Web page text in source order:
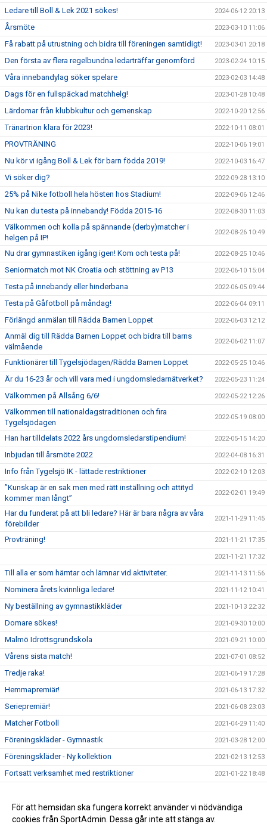
Ledare till Boll & Lek 2021 sökes! 2024-06-12 20:13
Årsmöte 2023-03-10 11:06
Få rabatt på utrustning och bidra till föreningen samtidigt! 2023-03-01 20:18
Den första av flera regelbundna ledarträffar genomförd 2023-02-24 10:15
Våra innebandylag söker spelare 2023-02-03 14:48
Dags för en fullspäckad matchhelg! 2023-01-28 10:48
Lärdomar från klubbkultur och gemenskap 2022-10-20 12:56
Tränartrion klara för 2023! 2022-10-11 08:01
PROVTRÄNING 2022-10-06 19:01
Nu kör vi igång Boll & Lek för barn födda 2019! 2022-10-03 16:47
Vi söker dig? 2022-09-28 13:10
25% på Nike fotboll hela hösten hos Stadium! 2022-09-06 12:46
Nu kan du testa på innebandy! Födda 2015-16 2022-08-30 11:03
Välkommen och kolla på spännande (derby)matcher i
helgen på IP!
2022-08-26 10:49
Nu drar gymnastiken igång igen! Kom och testa på! 2022-08-25 10:46
Seniormatch mot NK Croatia och stöttning av P13 2022-06-10 15:04
Testa på innebandy eller hinderbana 2022-06-05 09:44
Testa på Gåfotboll på måndag! 2022-06-04 09:11
Förlängd anmälan till Rädda Barnen Loppet 2022-06-03 12:12
Anmäl dig till Rädda Barnen Loppet och bidra till barns
välmående
2022-06-02 11:07
Funktionärer till Tygelsjödagen/Rädda Barnen Loppet 2022-05-25 10:46
Är du 16-23 år och vill vara med i ungdomsledarnätverket? 2022-05-23 11:24
Välkommen på Allsång 6/6! 2022-05-22 12:26
Välkommen till nationaldagstraditionen och fira
Tygelsjödagen
2022-05-19 08:00
Han har tilldelats 2022 års ungdomsledarstipendium! 2022-05-15 14:20
Inbjudan till årsmöte 2022 2022-04-08 16:31
Info från Tygelsjö IK - lättade restriktioner 2022-02-10 12:03
”Kunskap är en sak men med rätt inställning och attityd
kommer man långt”
2022-02-01 19:49
Har du funderat på att bli ledare? Här är bara några av våra
förebilder
2021-11-29 11:45
Provträning! 2021-11-21 17:35
2021-11-21 17:32
Till alla er som hämtar och lämnar vid aktiviteter. 2021-11-13 11:56
Nominera årets kvinnliga ledare! 2021-11-12 10:41
Ny beställning av gymnastikkläder 2021-10-13 22:32
Domare sökes! 2021-09-30 10:00
Malmö Idrottsgrundskola 2021-09-21 10:00
Vårens sista match! 2021-07-01 08:52
Tredje raka! 2021-06-19 17:28
Hemmapremiär! 2021-06-13 17:32
Seriepremiär! 2021-06-08 23:03
Matcher Fotboll 2021-04-29 11:40
Föreningskläder - Gymnastik 2021-03-28 12:00
Föreningskläder - Ny kollektion 2021-02-13 12:53
Fortsatt verksamhet med restriktioner 2021-01-22 18:48
Stadium Team Sales & Stöd DIN Förening 2020-05-27 15:27
Aktiv Rehab - Nina Nilsson 2019-11-14 11:24
För att hemsidan ska fungera korrekt använder vi nödvändiga
cookies från SportAdmin. Dessa går inte att stänga av.